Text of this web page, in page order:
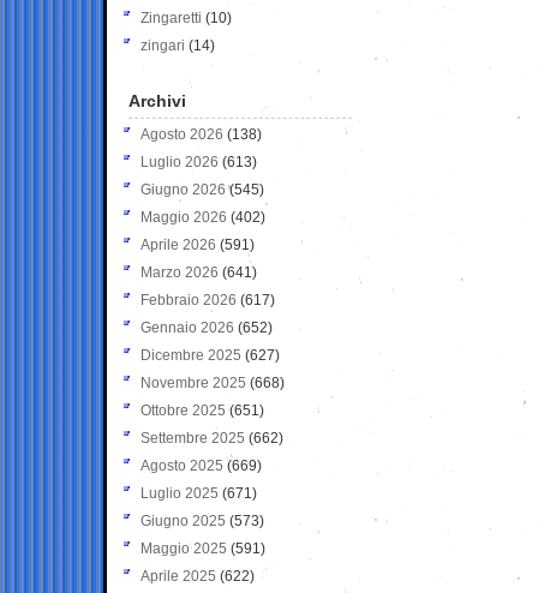
Zingaretti (10)
zingari (14)
Archivi
Agosto 2026 (138)
Luglio 2026 (613)
Giugno 2026 (545)
Maggio 2026 (402)
Aprile 2026 (591)
Marzo 2026 (641)
Febbraio 2026 (617)
Gennaio 2026 (652)
Dicembre 2025 (627)
Novembre 2025 (668)
Ottobre 2025 (651)
Settembre 2025 (662)
Agosto 2025 (669)
Luglio 2025 (671)
Giugno 2025 (573)
Maggio 2025 (591)
Aprile 2025 (622)